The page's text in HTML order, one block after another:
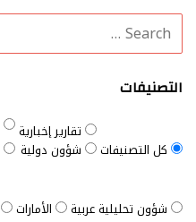
التصنيفات
كل التصنيفات
تقارير إخبارية
شؤون دولية
شؤون تحليلية عربية الأمارات